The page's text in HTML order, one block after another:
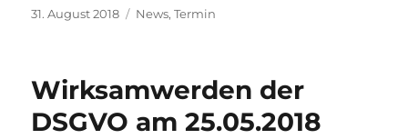
Veröffentlicht
31. August 2018 Kategorien
News,Termin
Wirksamwerden der
DSGVO am 25.05.2018